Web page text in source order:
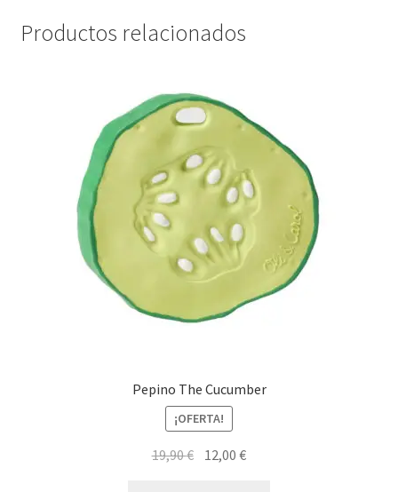
Productos relacionados
Pepino The Cucumber
¡OFERTA!
19,90€ El12,00€El